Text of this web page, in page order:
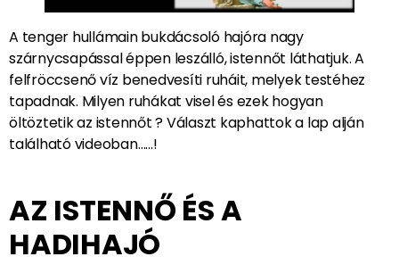
A tenger hullámain bukdácsoló hajóra nagy
szárnycsapással éppen leszálló, istennőt láthatjuk. A
felfröccsenő víz benedvesíti ruháit, melyek testéhez
tapadnak. Milyen ruhákat visel és ezek hogyan
öltöztetik az istennőt ? Választ kaphattok a lap alján
található videoban……!
AZ ISTENNŐ ÉS A
HADIHAJÓ